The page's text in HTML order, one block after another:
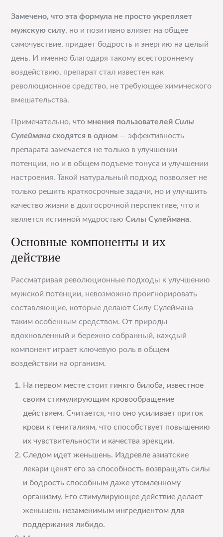
Замечено, что эта формула не просто укрепляет
мужскую силу, но и позитивно влияет на общее
самочувствие, придает бодрость и энергию на целый
день. И именно благодаря такому всестороннему
воздействию, препарат стал известен как
революционное средство, не требующее химического
вмешательства.
Примечательно, что мнения пользователейСилы
Сулеймана сходятся в одном — эффективность
препарата замечается не только в улучшении
потенции, но и в общем подъеме тонуса и улучшении
настроения. Такой натуральный подход позволяет не
только решить краткосрочные задачи, но и улучшить
качество жизни в долгосрочной перспективе, что и
является истинной мудростьюСилы Сулеймана.
Основные компоненты и их
действие
Рассматривая революционные подходы к улучшению
мужской потенции, невозможно проигнорировать
составляющие, которые делают Силу Сулеймана
таким особенным средством. От природы
вдохновленный и бережно собранный, каждый
компонент играет ключевую роль в общем
воздействии на организм.
На первом месте стоит гинкго билоба, известное
своим стимулирующим кровообращение
действием. Считается, что оно усиливает приток
крови к гениталиям, что способствует повышению
их чувствительности и качества эрекции.
Следом идет женьшень. Издревле азиатские
лекари ценят его за способность возвращать силы
и бодрость способным даже утомленному
организму. Его стимулирующее действие делает
женьшень незаменимым ингредиентом для
поддержания либидо.